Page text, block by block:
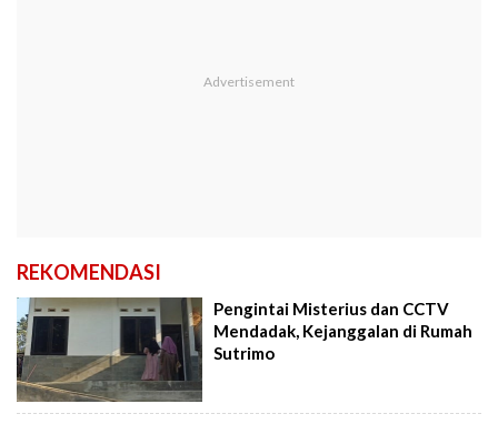
REKOMENDASI
Pengintai Misterius dan CCTV
Mendadak, Kejanggalan di Rumah
Sutrimo